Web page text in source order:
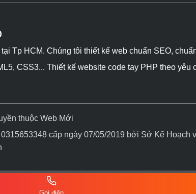
Tp HCM. Chúng tôi thiết kế web chuẩn SEO,
CSS3... Thiết kế website code tay PHP theo yêu
thuộc Web Mới
cấp ngày 07/05/2019 bởi Sở Kế Hoạch